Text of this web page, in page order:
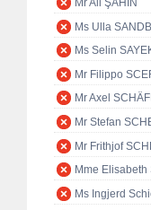
Mr Ali ŞAHİN
Ms Ulla
Ms Selin
Mr Filippo
Mr Axel
Mr Stefan
Mr Frithjof
Mme
Ms Ingjerd